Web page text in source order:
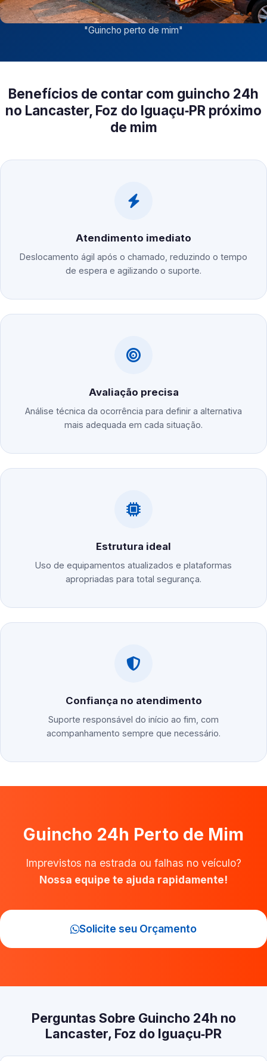
"Guincho perto de mim"
Benefícios de contar com guincho 24h
no Lancaster, Foz do Iguaçu‑PR próximo
de mim
Atendimento imediato
Deslocamento ágil após o chamado, reduzindo o tempo
de espera e agilizando o suporte.
Avaliação precisa
Análise técnica da ocorrência para definir a alternativa
mais adequada em cada situação.
Estrutura ideal
Uso de equipamentos atualizados e plataformas
apropriadas para total segurança.
Confiança no atendimento
Suporte responsável do início ao fim, com
acompanhamento sempre que necessário.
Guincho 24h Perto de Mim
Imprevistos na estrada ou falhas no veículo?
Nossa equipe te ajuda rapidamente!
Solicite seu Orçamento
Perguntas Sobre Guincho 24h no
Lancaster, Foz do Iguaçu‑PR